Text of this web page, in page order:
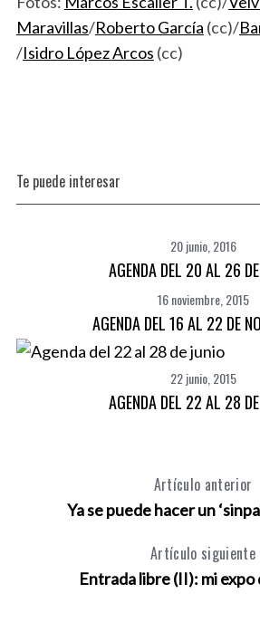
Maravillas/Roberto García (cc)/
/Isidro López Arcos (cc)
Te puede interesar
20 junio, 2016
AGENDA DEL 20 AL 26
16 noviembre, 2015
AGENDA DEL 16 AL 22 DE
22 junio, 2015
AGENDA DEL 22 AL 28
Artículo anterior
Ya se puede hacer un
Artículo siguiente
Entrada libre (II): mi expo